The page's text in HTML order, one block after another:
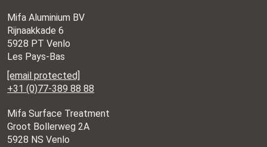
Mifa Aluminium BV
Rijnaakkade 6
5928 PT Venlo
Les Pays-Bas
[email protected]
+31 (0)77-389 88 88
Mifa Surface Treatment
Groot Bollerweg 2A
5928 NS Venlo